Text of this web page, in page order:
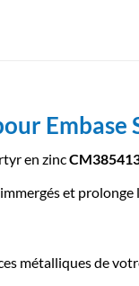
Embase
en zinc
et prolonge
métalliques de